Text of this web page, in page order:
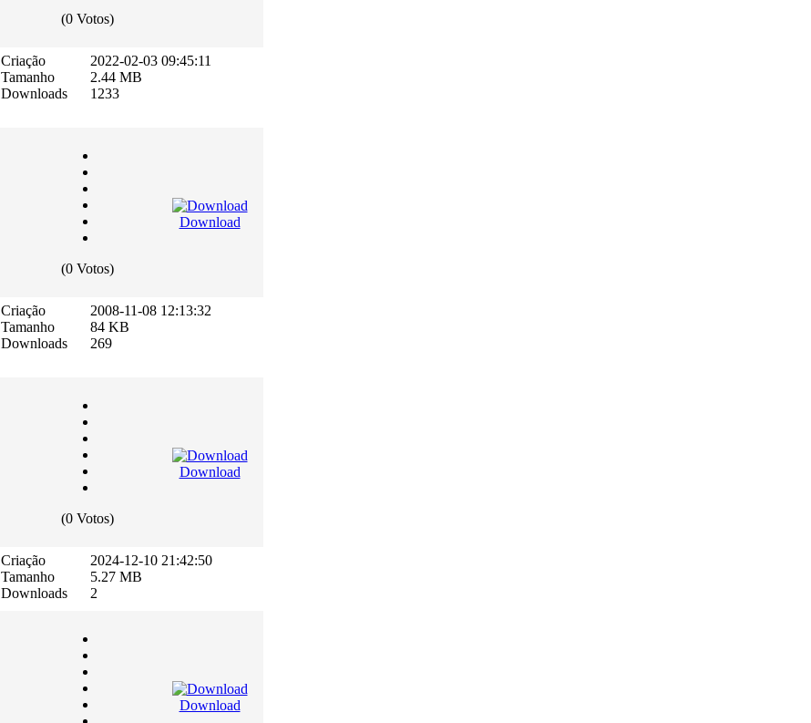
(0 Votos)
Criação
Tamanho
Downloads
2022-02-03 09:45:11
2.44 MB
1233
(0 Votos)
Download
Criação
Tamanho
Downloads
2008-11-08 12:13:32
84 KB
269
(0 Votos)
Download
Criação
Tamanho
Downloads
2024-12-10 21:42:50
5.27 MB
2
Download